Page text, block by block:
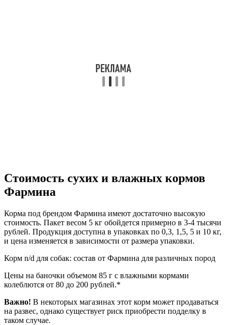
Стоимость сухих и влажных кормов
Фармина
Корма под брендом Фармина имеют достаточно высокую
стоимость. Пакет весом 5 кг обойдется примерно в 3-4 тысячи
рублей. Продукция доступна в упаковках по 0,3, 1,5, 5 и 10 кг,
и цена изменяется в зависимости от размера упаковки.
Корм n/d для собак: состав от Фармина для различных пород
Цены на баночки объемом 85 г с влажными кормами
колеблются от 80 до 200 рублей.*
Важно! В некоторых магазинах этот корм может продаваться
на развес, однако существует риск приобрести подделку в
таком случае.